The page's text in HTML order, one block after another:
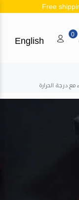
Free
0
English
درجة الحرارة